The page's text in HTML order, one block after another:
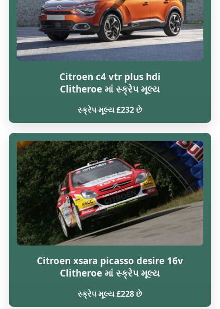
Citroen c4 vtr plus hdi
Clitheroe માં સ્ક્રેપ મૂલ્ય
સ્ક્રેપ મૂલ્ય £232 છે
Citroen xsara picasso desire 16v
Clitheroe માં સ્ક્રેપ મૂલ્ય
સ્ક્રેપ મૂલ્ય £228 છે